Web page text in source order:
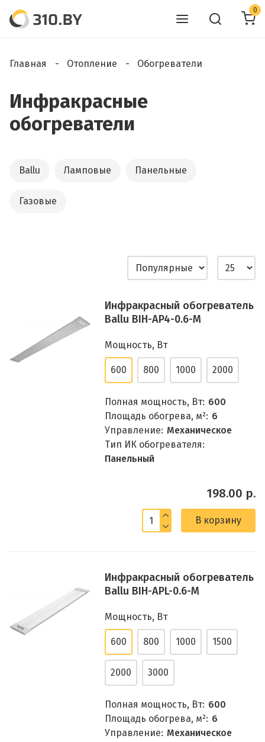
0
Главная Отопление Обогреватели
Инфракрасные
обогреватели
Ballu Ламповые Панельные
Газовые
Инфракрасный обогреватель
Ballu BIH-AP4-0.6-M
Мощность, Вт
600 800 1000 2000
Полная мощность, Вт: 600
Площадь обогрева, м²: 6
Управление: Механическое
Тип ИК обогревателя:
Панельный
198.00 р.
В корзину
Инфракрасный обогреватель
Ballu BIH-APL-0.6-M
Мощность, Вт
600 800 1000 1500
2000 3000
Полная мощность, Вт: 600
Площадь обогрева, м²: 6
Управление: Механическое